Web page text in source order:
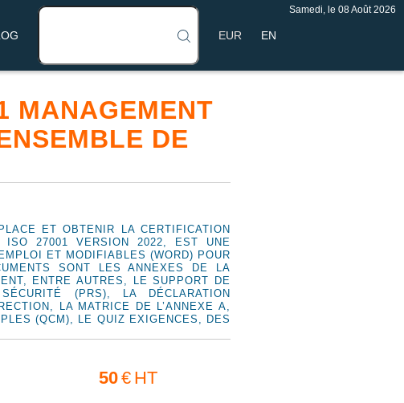
EN
Samedi, le 08 Août 2026
MANAGEMENT
DE
ET OBTENIR LA CERTIFICATION
ISO 27001 VERSION 2022, EST UNE
ET MODIFIABLES (WORD) POUR
SONT LES ANNEXES DE LA
ENTRE AUTRES, LE SUPPORT DE
(PRS), LA DÉCLARATION
LA MATRICE DE L’ANNEXE A,
(QCM), LE QUIZ EXIGENCES, DES
50€ HT